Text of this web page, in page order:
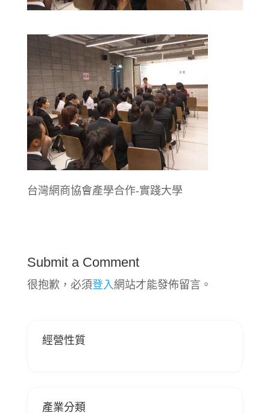
台灣網商協會產學合作-實踐大學
Submit a Comment
很抱歉，必須登入 網站才能發佈留言。
經營性質
產業分類